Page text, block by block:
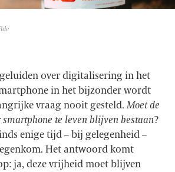
over digitalisering in het
in het bijzonder wordt
vraag nooit gesteld.Moet de
te levenblijven bestaan?
enige tijd – bij gelegenheid –
Het antwoord komt
ja, deze vrijheid moet blijven